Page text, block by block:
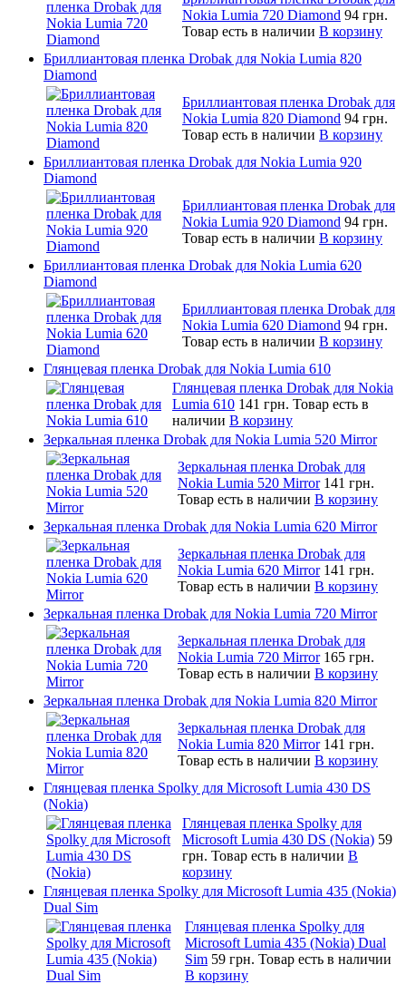
Nokia Lumia 720 Diamond 94 грн.
Товар есть в наличии В корзину
Бриллиантовая пленка Drobak для Nokia Lumia 820
Diamond
Бриллиантовая пленка Drobak для
Nokia Lumia 820 Diamond 94 грн.
Товар есть в наличии В корзину
Бриллиантовая пленка Drobak для Nokia Lumia 920
Diamond
Бриллиантовая пленка Drobak для
Nokia Lumia 920 Diamond 94 грн.
Товар есть в наличии В корзину
Бриллиантовая пленка Drobak для Nokia Lumia 620
Diamond
Бриллиантовая пленка Drobak для
Nokia Lumia 620 Diamond 94 грн.
Товар есть в наличии В корзину
Глянцевая пленка Drobak для Nokia Lumia 610
Глянцевая пленка Drobak для Nokia
Lumia 610 141 грн. Товар есть в
наличии В корзину
Зеркальная пленка Drobak для Nokia Lumia 520 Mirror
Зеркальная пленка Drobak для
Nokia Lumia 520 Mirror 141 грн.
Товар есть в наличии В корзину
Зеркальная пленка Drobak для Nokia Lumia 620 Mirror
Зеркальная пленка Drobak для
Nokia Lumia 620 Mirror 141 грн.
Товар есть в наличии В корзину
Зеркальная пленка Drobak для Nokia Lumia 720 Mirror
Зеркальная пленка Drobak для
Nokia Lumia 720 Mirror 165 грн.
Товар есть в наличии В корзину
Зеркальная пленка Drobak для Nokia Lumia 820 Mirror
Зеркальная пленка Drobak для
Nokia Lumia 820 Mirror 141 грн.
Товар есть в наличии В корзину
Глянцевая пленка Spolky для Microsoft Lumia 430 DS
(Nokia)
Глянцевая пленка Spolky для
Microsoft Lumia 430 DS (Nokia) 59
грн. Товар есть в наличии В
корзину
Глянцевая пленка Spolky для Microsoft Lumia 435 (Nokia)
Dual Sim
Глянцевая пленка Spolky для
Microsoft Lumia 435 (Nokia) Dual
Sim 59 грн. Товар есть в наличии
В корзину